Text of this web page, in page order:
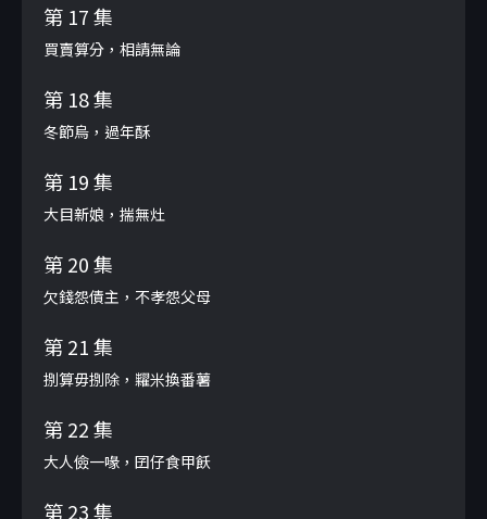
第 17 集
買賣算分，相請無論
第 18 集
冬節烏，過年酥
第 19 集
大目新娘，揣無灶
第 20 集
欠錢怨債主，不孝怨父母
第 21 集
捌算毋捌除，糶米換番薯
第 22 集
大人儉一喙，囝仔食甲飫
第 23 集